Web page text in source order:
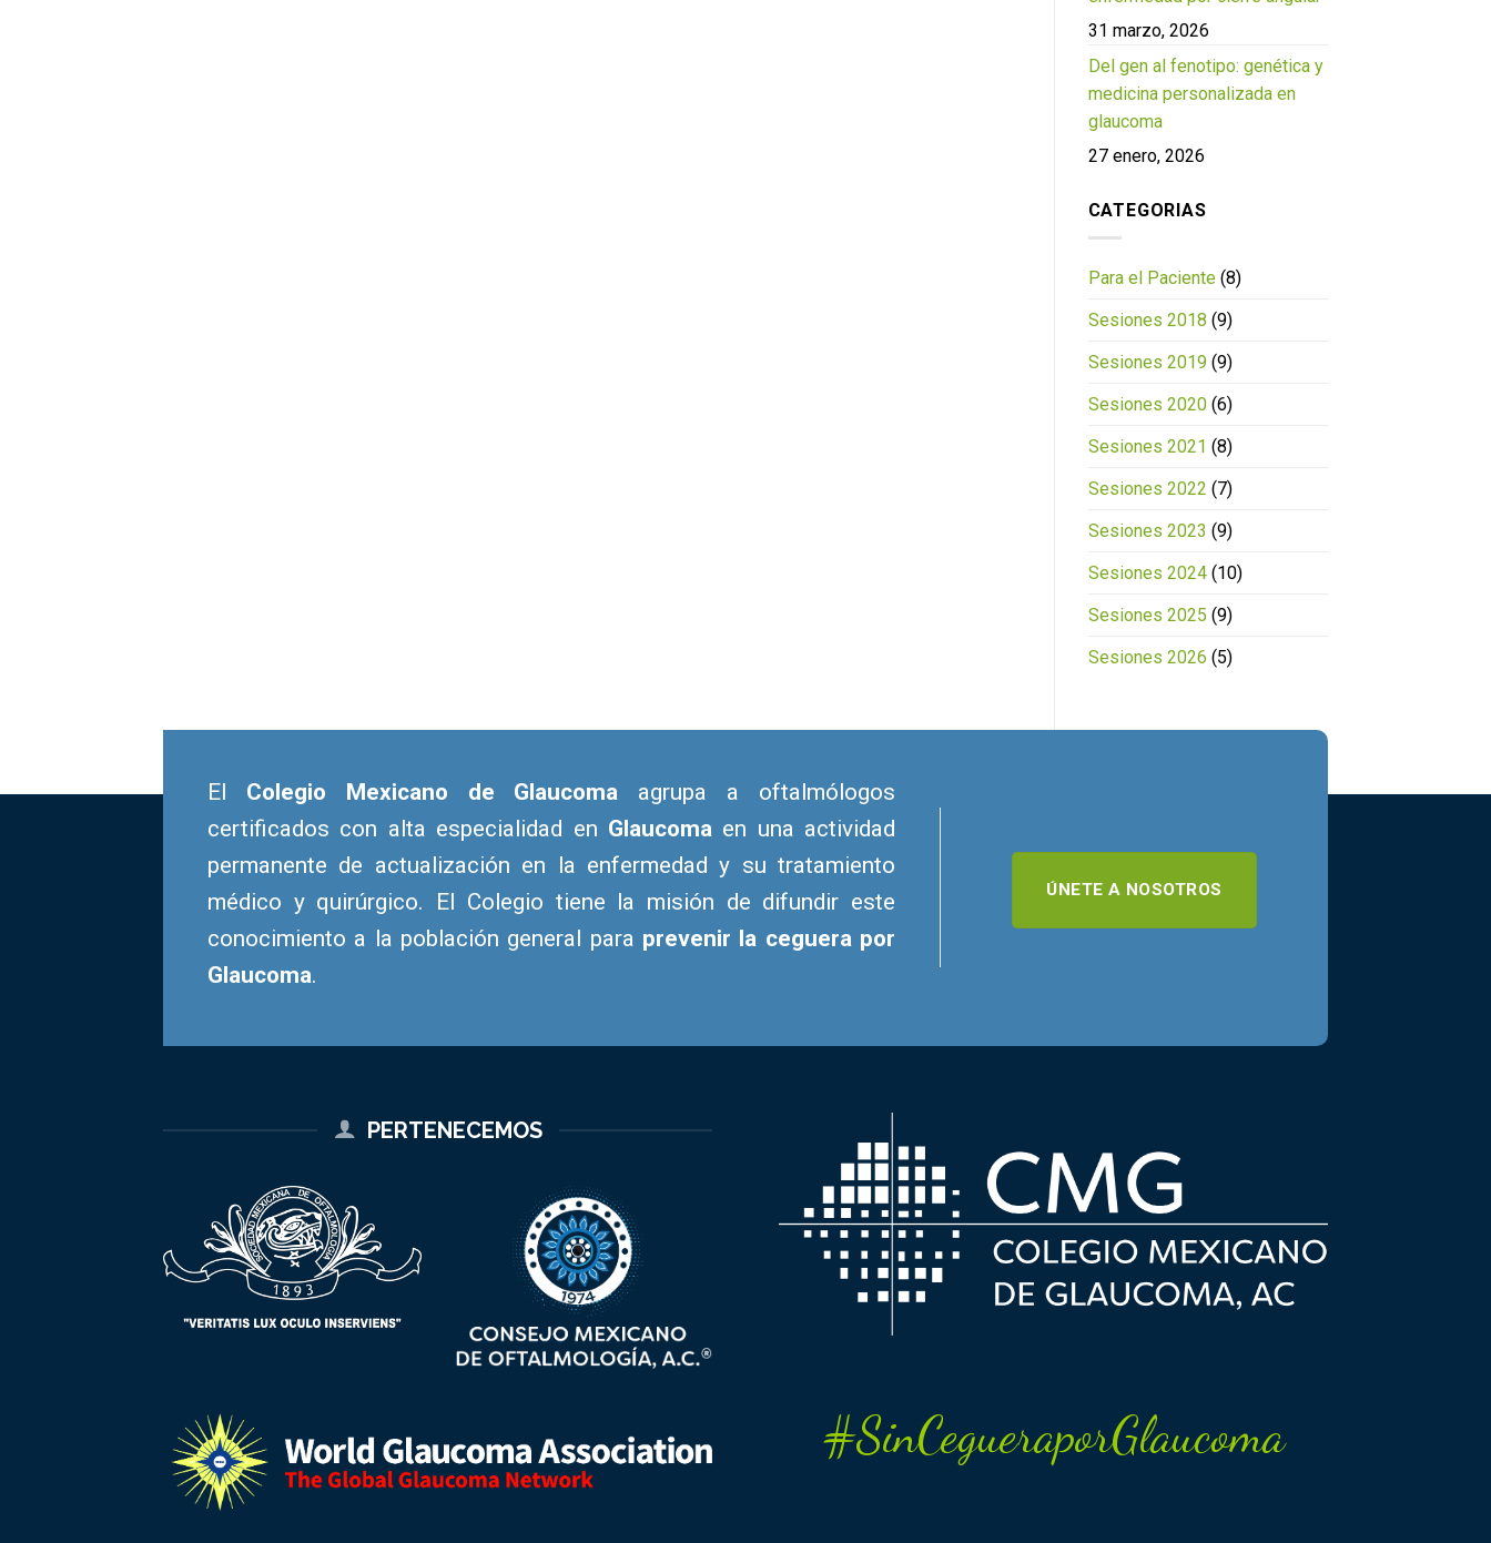
31 marzo, 2026
Del gen al fenotipo: genética y
medicina personalizada en
glaucoma
27 enero, 2026
CATEGORIAS
Para el Paciente(8)
Sesiones 2018 (9)
Sesiones 2019(9)
Sesiones 2020(6)
Sesiones 2021 (8)
Sesiones 2022 (7)
Sesiones 2023 (9)
Sesiones 2024(10)
Sesiones 2025 (9)
Sesiones 2026 (5)
El Colegio Mexicano de Glaucoma agrupa a oftalmólogos
certificados con alta especialidad en Glaucoma en una actividad
permanente de actualización en la enfermedad y su tratamiento
médico y quirúrgico. El Colegio tiene la misión de difundir este
conocimiento a la población general para prevenir la ceguera por
Glaucoma.
ÚNETE A NOSOTROS
PERTENECEMOS
#SinCegueraporGlaucoma